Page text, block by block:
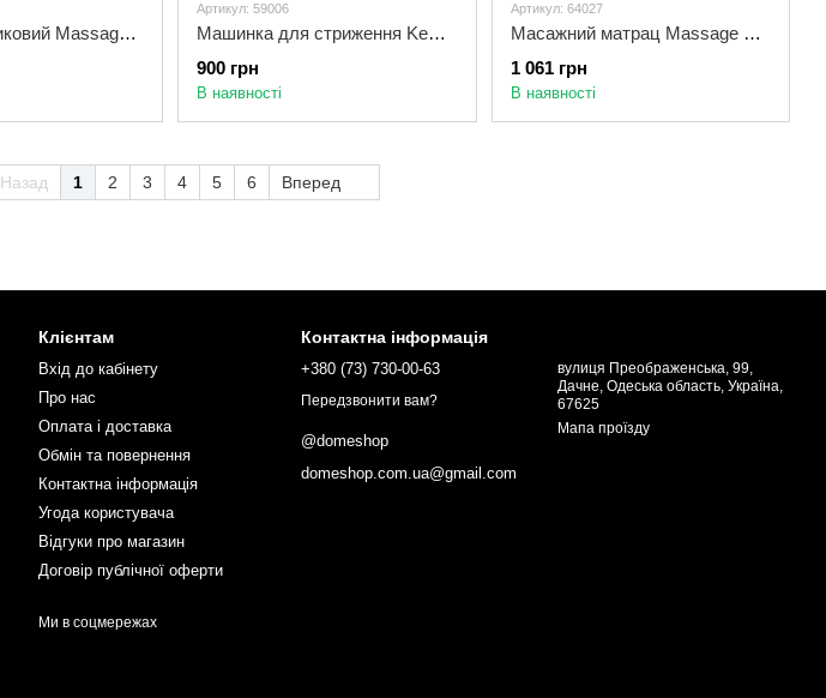
Масажер роликовий Massager of Neck Kneading для шиї та спини з пультом керування
Артикул: 59006
Машинка для стриження Kemei LFQ-KM-5900 6 в 1, тример
900 грн
В наявності
Артикул: 64027
Масажний матрац Massage Mat з пультом
1 061 грн
В наявності
Назад 1 2 3 4 5 6 Вперед
Клієнтам
Вхід до кабінету
Про нас
Оплата і доставка
Обмін та повернення
Контактна інформація
Угода користувача
Відгуки про магазин
Договір публічної оферти
Ми в соцмережах
Контактна інформація
+380 (73) 730-00-63
Передзвонити вам?
@domeshop
domeshop.com.ua@gmail.com
вулиця Преображенська, 99,
Дачне, Одеська область, Україна,
67625
Мапа проїзду